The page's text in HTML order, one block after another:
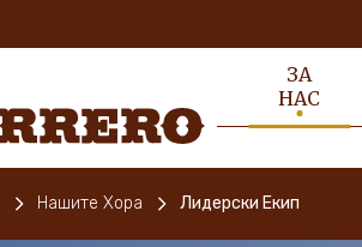
ЗА
НАС
Нашите Хора Лидерски Екип